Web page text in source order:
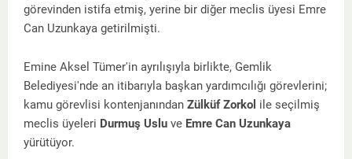
görevinden istifa etmiş, yerine bir diğer meclis üyesi Emre
Can Uzunkaya getirilmişti.
Emine Aksel Tümer'in ayrılışıyla birlikte, Gemlik
Belediyesi'nde an itibarıyla başkan yardımcılığı görevlerini;
kamu görevlisi kontenjanından Zülküf Zorkol ile seçilmiş
meclis üyeleri Durmuş Uslu ve Emre Can Uzunkaya
yürütüyor.